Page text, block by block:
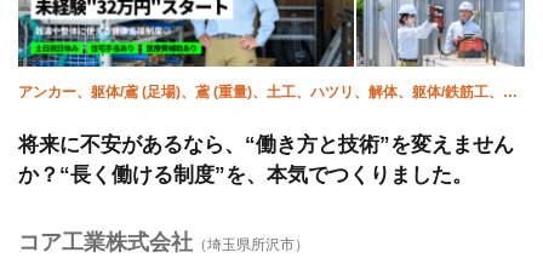
アンカー、躯体/鳶 (足場)、鳶 (重量)、土工、ハツリ、解体、躯体/鉄筋工、躯
将来に不安があるなら、“働き方と技術”を変えません
か？“長く働ける制度”を、本気でつくりました。
コア工業株式会社 （埼玉県所沢市）